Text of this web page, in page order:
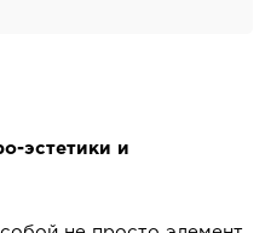
эстетики и